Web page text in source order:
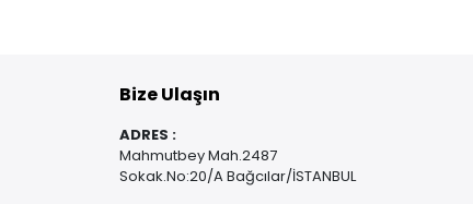
Bize Ulaşın
ADRES :
Mahmutbey Mah.2487
Sokak.No:20/A Bağcılar/İSTANBUL